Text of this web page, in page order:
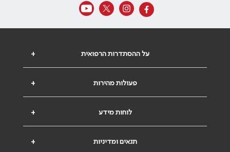
+ על ההסתדרות הרפואית
+ פעולות מהירות
+ לוחות מידע
+ תנאים ומדיניות